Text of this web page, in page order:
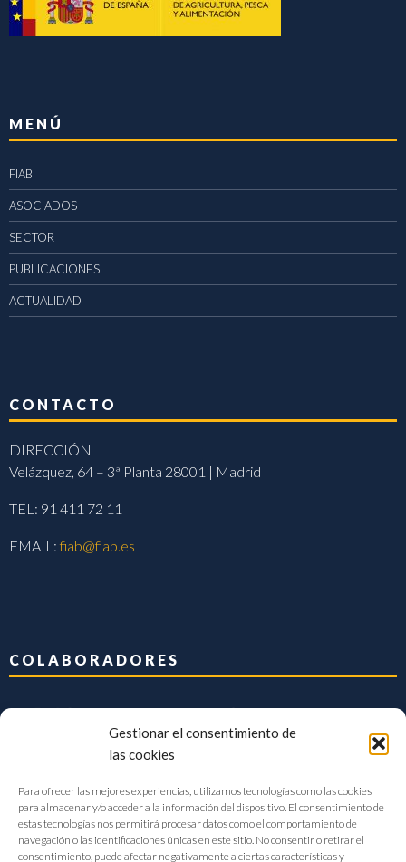
Gestionar el consentimiento de
las cookies
Para ofrecer las mejores experiencias, utilizamos tecnologías como las cookies
para almacenar y/o acceder a la información del dispositivo. El consentimiento de
estas tecnologías nos permitirá procesar datos como el comportamiento de
navegación o las identificaciones únicas en este sitio. No consentir o retirar el
consentimiento, puede afectar negativamente a ciertas características y
MENÚ
FIAB
ASOCIADOS
SECTOR
PUBLICACIONES
ACTUALIDAD
CONTACTO
DIRECCIÓN
Velázquez, 64 – 3ª Planta 28001 | Madrid
TEL: 91 411 72 11
EMAIL:fiab@fiab.es
COLABORADORES